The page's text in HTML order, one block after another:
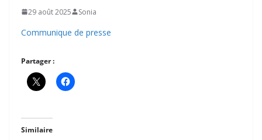
29 août 2025 Sonia
Communique de presse
Partager :
Similaire